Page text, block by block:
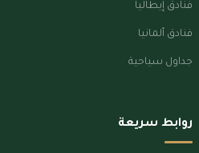
فنادق إيطاليا
فنادق ألمانيا
جداول سياحية
روابط سريعة